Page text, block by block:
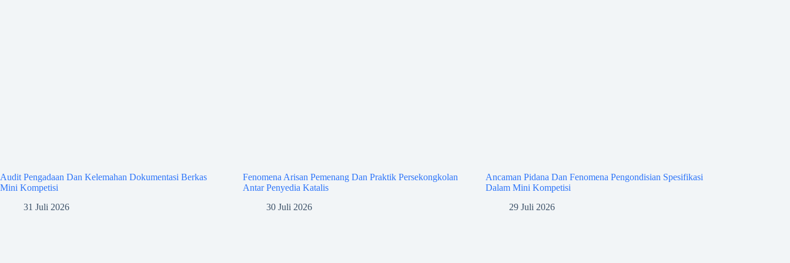
Audit Pengadaan Dan Kelemahan Dokumentasi Berkas
Mini Kompetisi
31 Juli 2026
Fenomena Arisan Pemenang Dan Praktik Persekongkolan
Antar Penyedia Katalis
30 Juli 2026
Ancaman Pidana Dan Fenomena Pengondisian Spesifikasi
Dalam Mini Kompetisi
29 Juli 2026